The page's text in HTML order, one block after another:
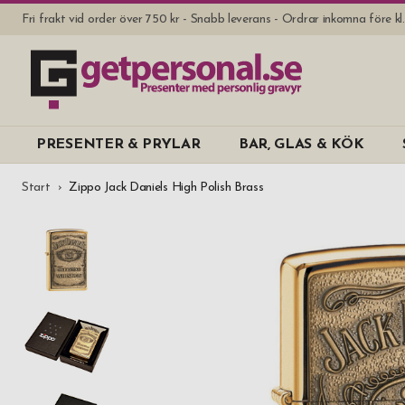
Fri frakt vid order över 750 kr - Snabb leverans - Ordrar inkomna före
PRESENTER & PRYLAR BAR, GLAS & KÖK
Start Zippo Jack Daniels High Polish Brass